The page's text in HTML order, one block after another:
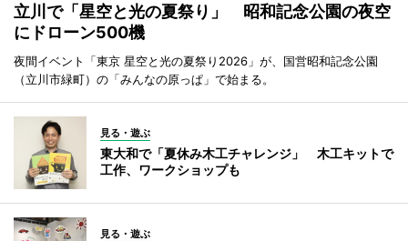
立川で「星空と光の夏祭り」 昭和記念公園の夜空
にドローン500機
夜間イベント「東京 星空と光の夏祭り2026」が、国営昭和記念公園
（立川市緑町）の「みんなの原っぱ」で始まる。
見る・遊ぶ
東大和で「夏休み木工チャレンジ」 木工キットで
工作、ワークショップも
見る・遊ぶ